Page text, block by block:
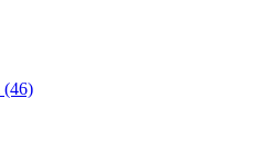
(46)